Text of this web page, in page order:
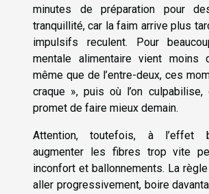
minutes de préparation pour
tranquillité, car la faim arrive plus
impulsifs reculent. Pour
mentale alimentaire vient moins
même que de l’entre-deux, ces
craque », puis où l’on culpabilise,
promet de faire mieux demain.
Attention, toutefois, à l’effet
augmenter les fibres trop vite
inconfort et ballonnements. La
aller progressivement, boire